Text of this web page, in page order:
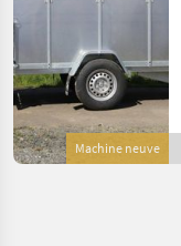
Machine neuve